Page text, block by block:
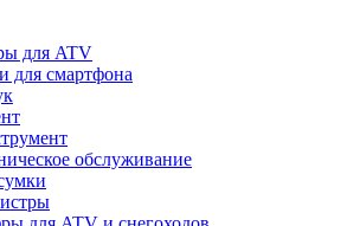
для ATV
для смартфона
обслуживание